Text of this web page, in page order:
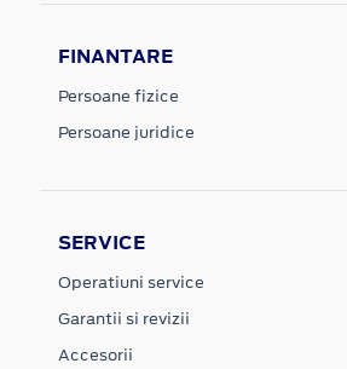
FINANTARE
Persoane fizice
Persoane juridice
SERVICE
Operatiuni service
Garantii si revizii
Accesorii